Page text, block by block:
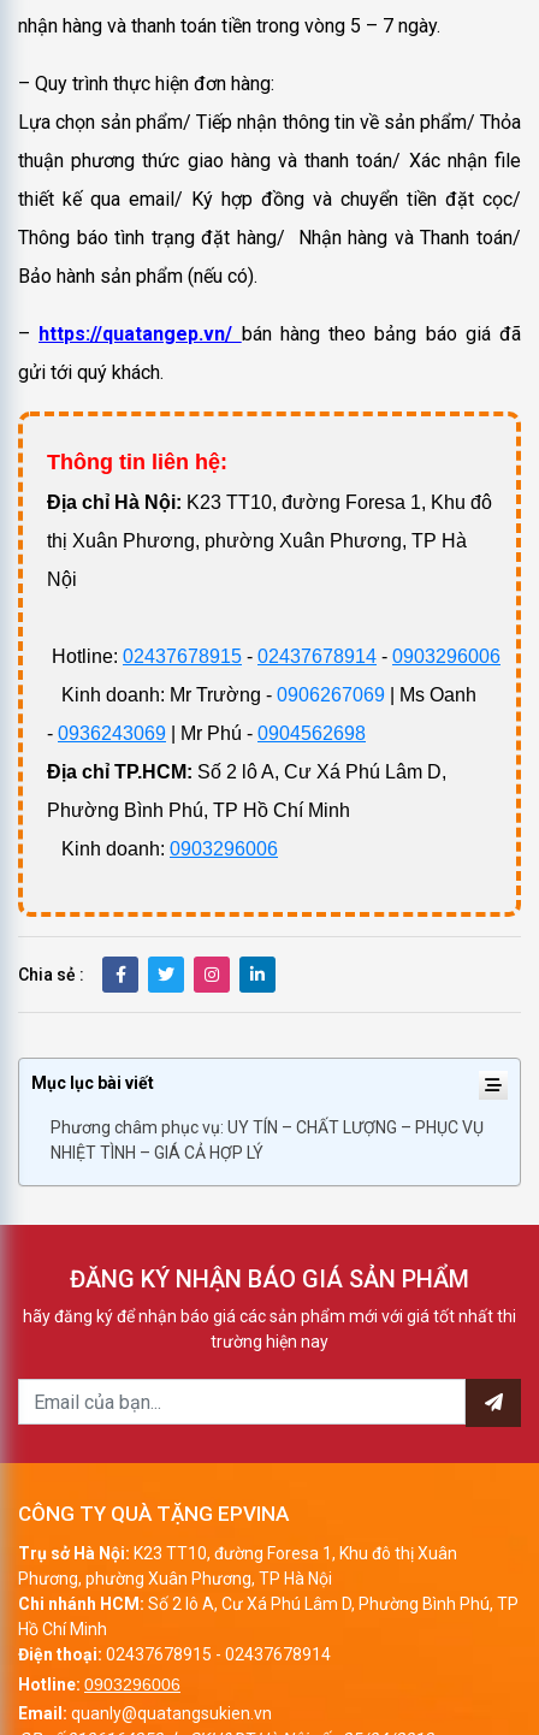
nhận hàng và thanh toán tiền trong vòng 5 – 7 ngày.
– Quy trình thực hiện đơn hàng:
Lựa chọn sản phẩm/ Tiếp nhận thông tin về sản phẩm/ Thỏa
thuận phương thức giao hàng và thanh toán/ Xác nhận file
thiết kế qua email/ Ký hợp đồng và chuyển tiền đặt cọc/
Thông báo tình trạng đặt hàng/ Nhận hàng và Thanh toán/
Bảo hành sản phẩm (nếu có).
– https://quatangep.vn/ bán hàng theo bảng báo giá đã
gửi tới quý khách.
Thông tin liên hệ:
Địa chỉ Hà Nội: K23 TT10, đường Foresa 1, Khu đô
thị Xuân Phương, phường Xuân Phương, TP Hà
Nội
Hotline: 02437678915 - 02437678914 - 0903296006
Kinh doanh: Mr Trường - 0906267069 | Ms Oanh
- 0936243069 | Mr Phú - 0904562698
Địa chỉ TP.HCM: Số 2 lô A, Cư Xá Phú Lâm D,
Phường Bình Phú, TP Hồ Chí Minh
Kinh doanh: 0903296006
Chia sẻ :
Mục lục bài viết
Phương châm phục vụ: UY TÍN – CHẤT LƯỢNG – PHỤC VỤ
NHIỆT TÌNH – GIÁ CẢ HỢP LÝ
ĐĂNG KÝ NHẬN BÁO GIÁ SẢN PHẨM
hãy đăng ký để nhận báo giá các sản phẩm mới với giá tốt nhất thi
trường hiện nay
CÔNG TY QUÀ TẶNG EPVINA
Trụ sở Hà Nội: K23 TT10, đường Foresa 1, Khu đô thị Xuân
Phương, phường Xuân Phương, TP Hà Nội
Chi nhánh HCM: Số 2 lô A, Cư Xá Phú Lâm D, Phường Bình Phú, TP
Hồ Chí Minh
Điện thoại: 02437678915 - 02437678914
Hotline: 0903296006
Email: quanly@quatangsukien.vn